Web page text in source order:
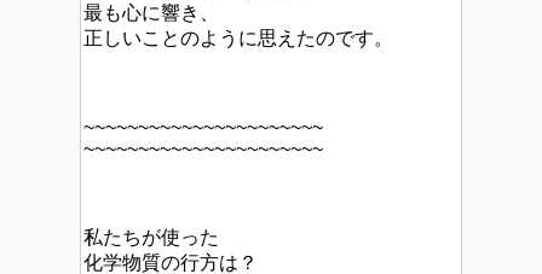
最も心に響き、
正しいことのように思えたのです。
~~~~~~~~~~~~~~~~~~~~~~
~~~~~~~~~~~~~~~~~~~~~~
私たちが使った
化学物質の行方は？